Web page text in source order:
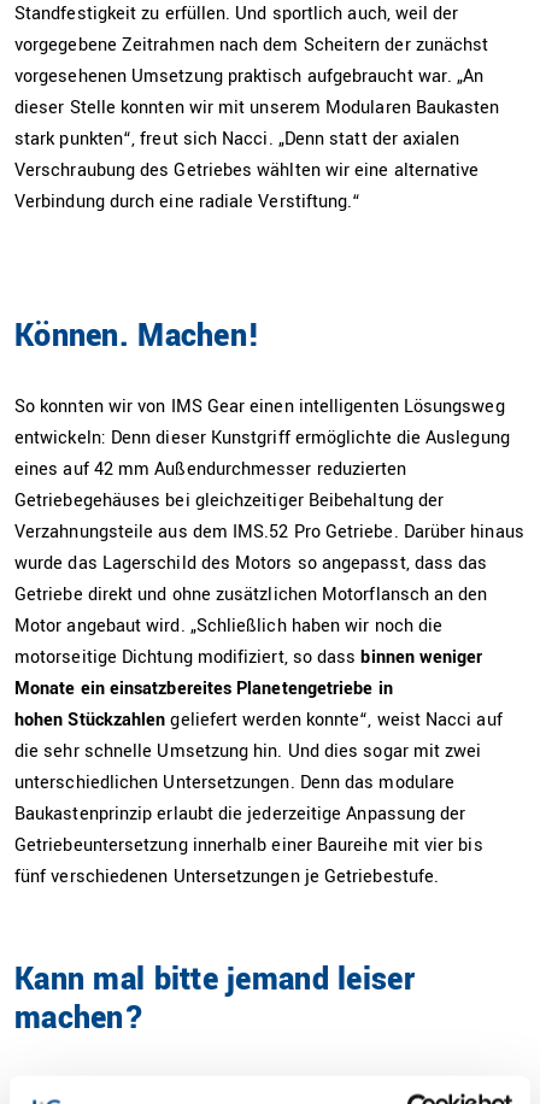
Standfestigkeit zu erfüllen. Und sportlich auch, weil der
vorgegebene Zeitrahmen nach dem Scheitern der zunächst
vorgesehenen Umsetzung praktisch aufgebraucht war. „An
dieser Stelle konnten wir mit unserem Modularen Baukasten
stark punkten“, freut sich Nacci. „Denn statt der axialen
Verschraubung des Getriebes wählten wir eine alternative
Verbindung durch eine radiale Verstiftung.“
Können. Machen!
So konnten wir von IMS Gear einen intelligenten Lösungsweg
entwickeln: Denn dieser Kunstgriff ermöglichte die Auslegung
eines auf 42 mm Außendurchmesser reduzierten
Getriebegehäuses bei gleichzeitiger Beibehaltung der
Verzahnungsteile aus dem IMS.52 Pro Getriebe. Darüber hinaus
wurde das Lagerschild des Motors so angepasst, dass das
Getriebe direkt und ohne zusätzlichen Motorflansch an den
Motor angebaut wird. „Schließlich haben wir noch die
motorseitige Dichtung modifiziert, so dassbinnen weniger
Monate ein einsatzbereites Planetengetriebe in
hohen Stückzahlengeliefert werden konnte“, weist Nacci auf
die sehr schnelle Umsetzung hin. Und dies sogar mit zwei
unterschiedlichen Untersetzungen. Denn das modulare
Baukastenprinzip erlaubt die jederzeitige Anpassung der
Getriebeuntersetzung innerhalb einer Baureihe mit vier bis
fünf verschiedenen Untersetzungen je Getriebestufe.
Kann mal bitte jemand leiser
machen?
In dieser ersten Version waren alle drei Stufen mit